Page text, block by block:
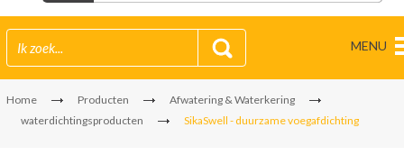
MENU
Home Producten
Afwatering & Waterkering
waterdichtingsproducten
SikaSwell - duurzame voegafdichting